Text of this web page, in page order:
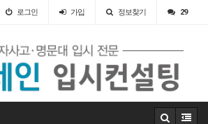
로그인 가입 정보찾기 29